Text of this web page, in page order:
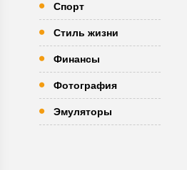
Спорт
Стиль жизни
Финансы
Фотография
Эмуляторы